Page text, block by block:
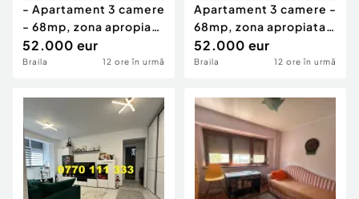
- Apartament 3 camere
- 68mp, zona apropiata
de Bariera Cala
52.000 eur
Braila 12 ore în urmă
Apartament 3 camere -
68mp, zona apropiata
de Bariera Calara
52.000 eur
Braila 12 ore în urmă